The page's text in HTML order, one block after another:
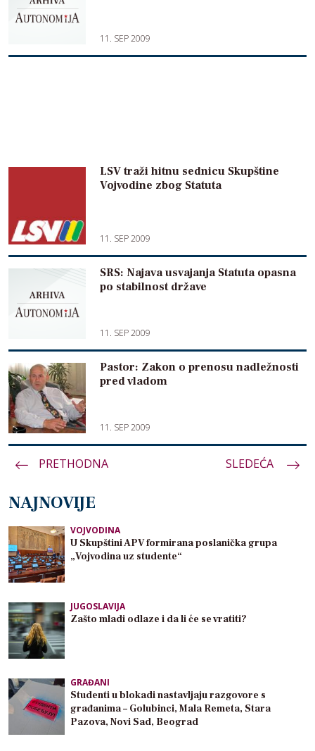
11. SEP 2009
LSV traži hitnu sednicu Skupštine
Vojvodine zbog Statuta
11. SEP 2009
SRS: Najava usvajanja Statuta opasna
po stabilnost države
11. SEP 2009
Pastor: Zakon o prenosu nadležnosti
pred vladom
11. SEP 2009
Paginacija
PRETHODNA SLEDEĆA
NAJNOVIJE
VOJVODINA
U Skupštini APV formirana poslanička grupa
„Vojvodina uz studente“
JUGOSLAVIJA
Zašto mladi odlaze i da li će se vratiti?
GRAĐANI
Studenti u blokadi nastavljaju razgovore s
građanima – Golubinci, Mala Remeta, Stara
Pazova, Novi Sad, Beograd